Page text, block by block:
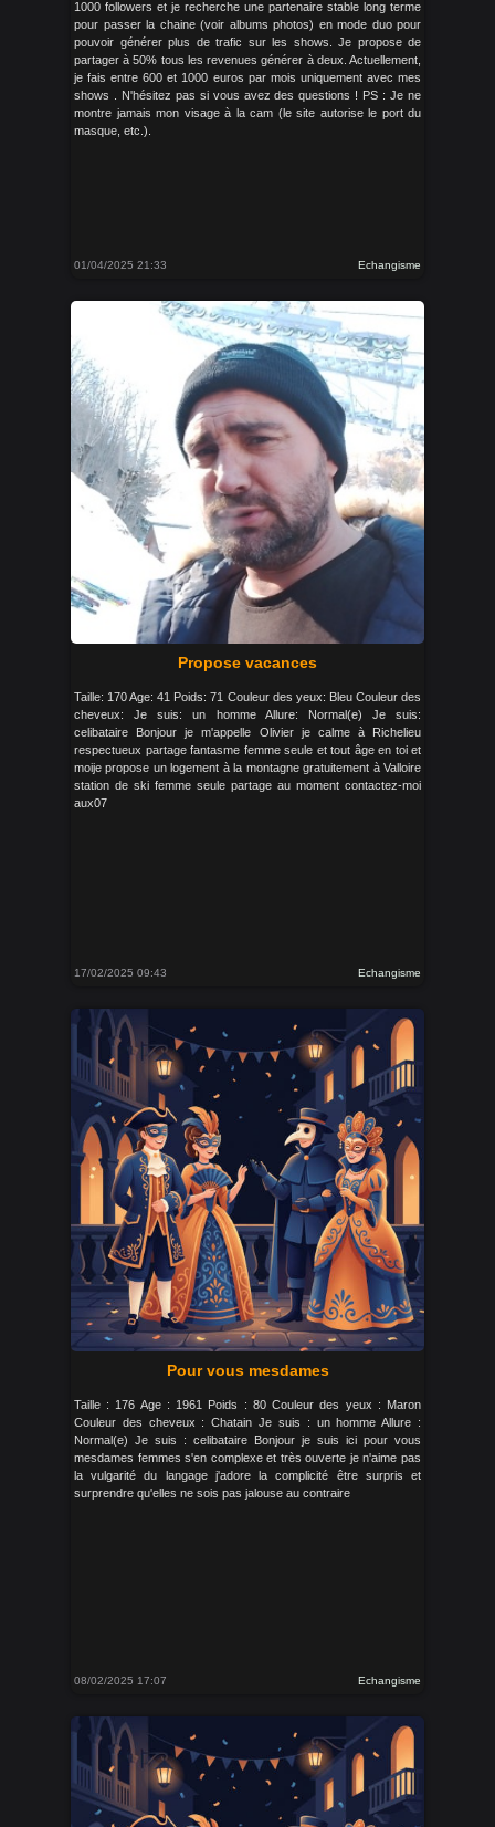
1000 followers et je recherche une partenaire stable long terme
pour passer la chaine (voir albums photos) en mode duo pour
pouvoir générer plus de trafic sur les shows. Je propose de
partager à 50% tous les revenues générer à deux. Actuellement,
je fais entre 600 et 1000 euros par mois uniquement avec mes
shows . N'hésitez pas si vous avez des questions ! PS : Je ne
montre jamais mon visage à la cam (le site autorise le port du
masque, etc.).
01/04/2025 21:33 Echangisme
Propose vacances
Taille: 170 Age: 41 Poids: 71 Couleur des yeux: Bleu Couleur des
cheveux: Je suis: un homme Allure: Normal(e) Je suis:
celibataire Bonjour je m'appelle Olivier je calme à Richelieu
respectueux partage fantasme femme seule et tout âge en toi et
moije propose un logement à la montagne gratuitement à Valloire
station de ski femme seule partage au moment contactez-moi
aux07
17/02/2025 09:43 Echangisme
Pour vous mesdames
Taille : 176 Age : 1961 Poids : 80 Couleur des yeux : Maron
Couleur des cheveux : Chatain Je suis : un homme Allure :
Normal(e) Je suis : celibataire Bonjour je suis ici pour vous
mesdames femmes s'en complexe et très ouverte je n'aime pas
la vulgarité du langage j'adore la complicité être surpris et
surprendre qu'elles ne sois pas jalouse au contraire
08/02/2025 17:07 Echangisme